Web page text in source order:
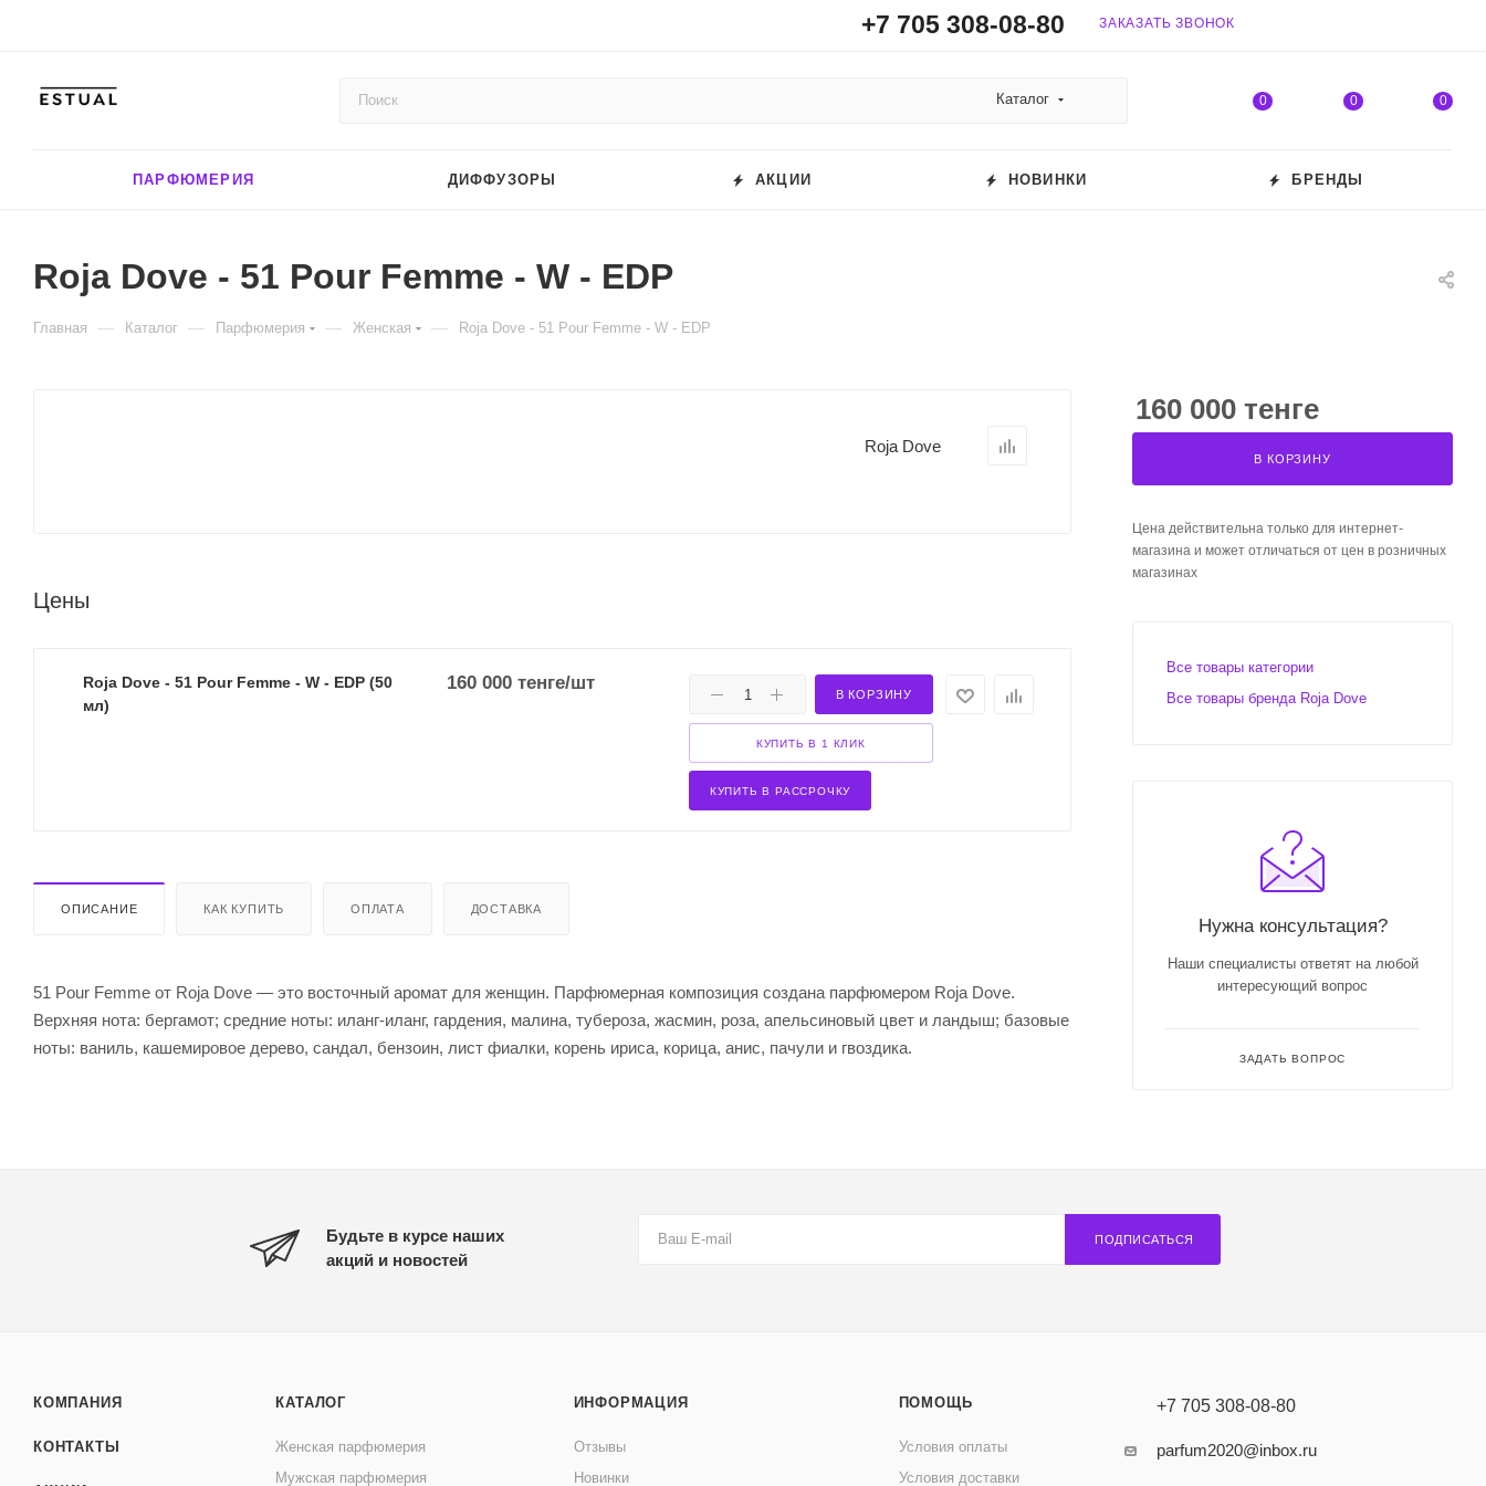
+7 705 308-08-80 ЗАКАЗАТЬ ЗВОНОК
Каталог 0 0 0
ПАРФЮМЕРИЯ ДИФФУЗОРЫ АКЦИИ НОВИНКИ БРЕНДЫ
Roja Dove - 51 Pour Femme - W - EDP
Главная — Каталог — Парфюмерия — Женская — Roja Dove - 51 Pour Femme - W - EDP
Roja Dove
Цены
Roja Dove - 51 Pour Femme - W - EDP (50
мл)
160 000тенге/шт
В КОРЗИНУ
КУПИТЬ В 1 КЛИК
КУПИТЬ В РАССРОЧКУ
ОПИСАНИЕ КАК КУПИТЬ ОПЛАТА ДОСТАВКА
51 Pour Femme от Roja Dove — это восточный аромат для женщин. Парфюмерная композиция создана парфюмером Roja Dove.
Верхняя нота: бергамот; средние ноты: иланг-иланг, гардения, малина, тубероза, жасмин, роза, апельсиновый цвет и ландыш; базовые
ноты: ваниль, кашемировое дерево, сандал, бензоин, лист фиалки, корень ириса, корица, анис, пачули и гвоздика.
160 000 тенге
В КОРЗИНУ
Цена действительна только для интернет-
магазина и может отличаться от цен в розничных
магазинах
Все товары категории
Все товары бренда Roja Dove
Нужна консультация?
Наши специалисты ответят на любой
интересующий вопрос
ЗАДАТЬ ВОПРОС
Будьте в курсе наших
акций и новостей
ПОДПИСАТЬСЯ
КОМПАНИЯ
КОНТАКТЫ
КАТАЛОГ
Женская парфюмерия
Мужская парфюмерия
ИНФОРМАЦИЯ
Отзывы
Новинки
ПОМОЩЬ
Условия оплаты
Условия доставки
+7 705 308-08-80
parfum2020@inbox.ru